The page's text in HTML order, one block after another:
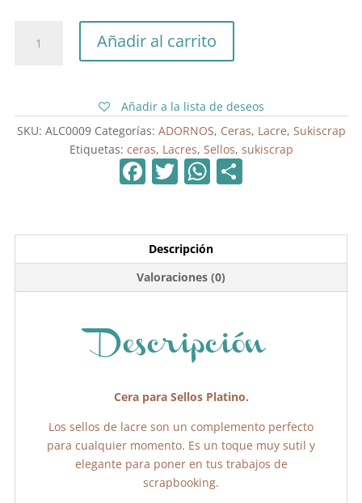
Añadir al carrito
Añadir a la lista de deseos
SKU: ALC0009 Categorías: ADORNOS, Ceras, Lacre, Sukiscrap
Etiquetas: ceras, Lacres, Sellos, sukiscrap
F
e
b
o
k
T
er
W
A
p
p
ar
tir
Descripción
Valoraciones (0)
Descripción
Cera para Sellos Platino.
Los sellos de lacre son un complemento perfecto
para cualquier momento. Es un toque muy sutil y
elegante para poner en tus trabajos de
scrapbooking.